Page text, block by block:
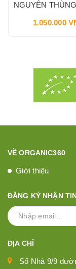
1.050.000
VỀ ORGANIC360
Giới thiệu
ĐĂNG KÝ NHẬN
ĐỊA CHỈ
Số Nhà 9/9